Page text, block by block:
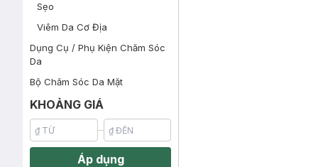
Sẹo
Viêm Da Cơ Địa
Dụng Cụ / Phụ Kiện Chăm Sóc
Da
Bộ Chăm Sóc Da Mặt
KHOẢNG GIÁ
Áp dụng